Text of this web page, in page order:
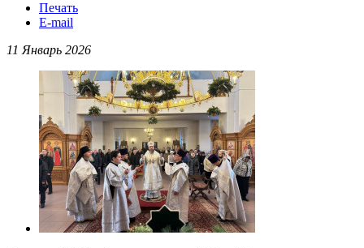
Печать
E-mail
11 Январь 2026